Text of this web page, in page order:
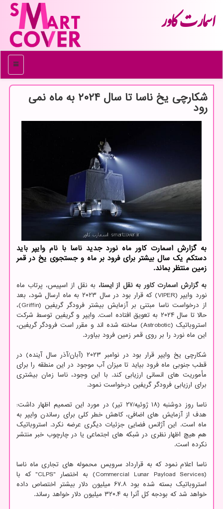
اسمارت كاور
منو
شکارچی یخ ناسا تا سال ۲۰۲۴ به ماه نمی
رود
به گزارش اسمارت کاور ماه نورد جدید ناسا با نام وایپر باید
دستکم یک سال بیشتر برای فرود بر ماه و جستجوی یخ در قمر
زمین منتظر بماند.
به گزارش اسمارت کاور به نقل از ایسنا، به نقل از اسپیس، پرتاب ماه
نورد وایپر (VIPER) که قرار بود در سال ۲۰۲۳ به ماه ارسال شود، بعد
از درخواست ناسا مبتنی بر آزمایش بیشتر فرودگر گریفین (Griffin)،
حالا تا سال ۲۰۲۴ به تعویق افتاده است. وایپر و گریفین توسط شرکت
استروباتیک (Astrobotic) ساخته شده اند و مقرر است فرودگر گریفین،
این ماه نورد را بر روی قمر زمین فرود بیاورد.
شکارچی یخ وایپر قرار بود در نوامبر ۲۰۲۳ (آبان/آذر سال آینده) در
قطب جنوبی ماه فرود بیاید تا میزان آب موجود در این منطقه را برای
مأموریت های انسانی ارزیابی کند. با این وجود، ناسا زمان بیشتری
برای ارزیابی فرودگر گریفین درخواست نمود.
ناسا روز دوشنبه (۱۸ ژوئیه/۲۷ تیر) در مورد این تصمیم اظهار داشت:
هدف از آزمایش های اضافی، کاهش خطر کلی برای رساندن وایپر به
ماه است. این آژانس فضایی جزئیات دیگری عرضه نکرد. استروباتیک
هم هیچ اظهار نظری در شبکه های اجتماعی یا در چارچوب خبر منتشر
نکرده است.
ناسا اعلام نمود که به قرارداد سرویس محموله های تجاری ماه ناسا
(Commercial Lunar Payload Services) به اختصار "CLPS" که با
استروباتیک بسته شده بود ۶۷.۸ میلیون دلار بیشتر اختصاص داده
خواهد شد که بودجه کل آنرا به ۳۲۰.۴ میلیون دلار خواهد رساند.